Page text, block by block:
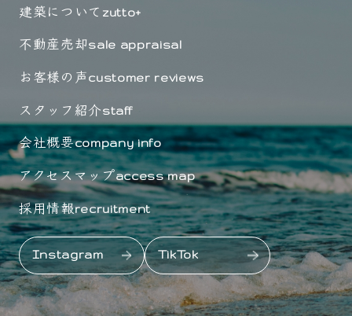
建築について zutto+
不動産売却sale appraisal
お客様の声customer reviews
スタッフ紹介staff
会社概要company info
アクセスマップaccess map
採用情報recruitment
Instagram TikTok